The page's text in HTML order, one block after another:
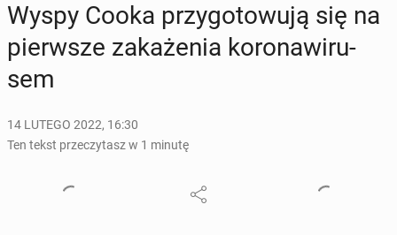
Wyspy Cooka przy­go­to­wu­ją się na
pierw­sze za­ka­że­nia ko­ro­na­wi­ru­
sem
14 LUTEGO 2022, 16:30
Ten tekst przeczytasz w 1 minutę